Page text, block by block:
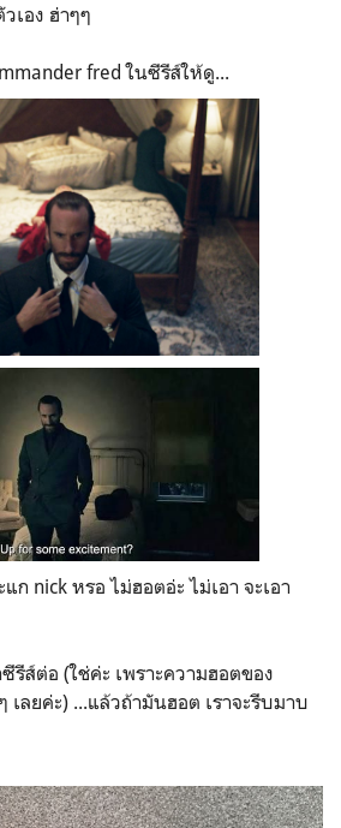
เอง ฮ่าๆๆ
fred ในซีรีส์ให้ดู...
ก nick หรอ ไม่ฮอตอ่ะ ไม่เอา จะเอา
ส์ต่อ (ใช่ค่ะ เพราะความฮอตของ
เลยค่ะ) ...แล้วถ้ามันฮอต เราจะรีบมาบ